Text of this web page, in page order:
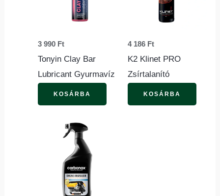
3 990 Ft
Tonyin Clay Bar
Lubricant Gyurmavíz
KOSÁRBA
4 186 Ft
K2 Klinet PRO
Zsírtalanító
KOSÁRBA